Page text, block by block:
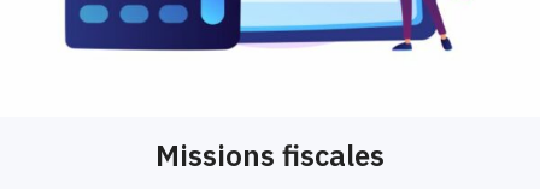
Missions fiscales